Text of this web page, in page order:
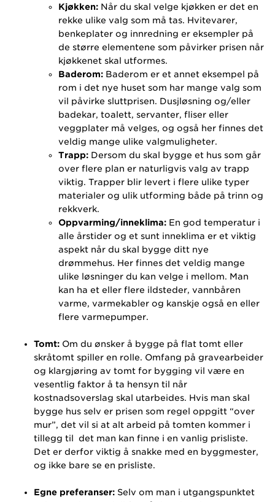
Kjøkken: Når du skal velge kjøkken er det en
rekke ulike valg som må tas. Hvitevarer,
benkeplater og innredning er eksempler på
de større elementene som påvirker prisen når
kjøkkenet skal utformes.
Baderom: Baderom er et annet eksempel på
rom i det nye huset som har mange valg som
vil påvirke sluttprisen. Dusjløsning og/eller
badekar, toalett, servanter, fliser eller
veggplater må velges, og også her finnes det
veldig mange ulike valgmuligheter.
Trapp: Dersom du skal bygge et hus som går
over flere plan er naturligvis valg av trapp
viktig. Trapper blir levert i flere ulike typer
materialer og ulik utforming både på trinn og
rekkverk.
Oppvarming/inneklima: En god temperatur i
alle årstider og et sunt inneklima er et viktig
aspekt når du skal bygge ditt nye
drømmehus. Her finnes det veldig mange
ulike løsninger du kan velge i mellom. Man
kan ha et eller flere ildsteder, vannbåren
varme, varmekabler og kanskje også en eller
flere varmepumper.
Tomt: Om du ønsker å bygge på flat tomt eller
skråtomt spiller en rolle. Omfang på gravearbeider
og klargjøring av tomt for bygging vil være en
vesentlig faktor å ta hensyn til når
kostnadsoverslag skal utarbeides. Hvis man skal
bygge hus selv er prisen som regel oppgitt “over
mur”, det vil si at alt arbeid på tomten kommer i
tillegg til det man kan finne i en vanlig prisliste.
Det er derfor viktig å snakke med en byggmester,
og ikke bare se en prisliste.
Egne preferanser: Selv om man i utgangspunktet